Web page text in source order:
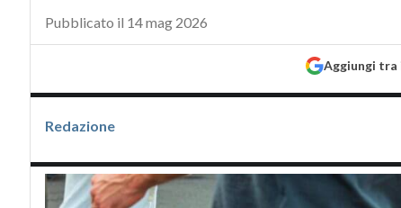
Pubblicato il 14 mag 2026
Aggiungi tra
Redazione